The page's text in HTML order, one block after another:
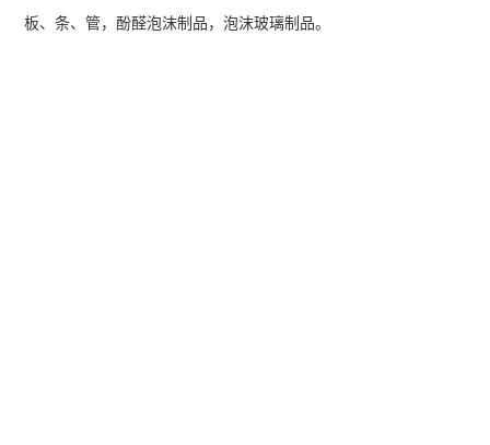
板、条、管，酚醛泡沫制品，泡沫玻璃制品。